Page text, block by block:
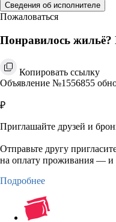
Сведения об исполнителе
Пожаловаться
Понравилось жильё?
Копировать ссылку
Объявление №1556855
₽
Приглашайте друзей и
Отправьте другу
на оплату проживания — и
Подробнее